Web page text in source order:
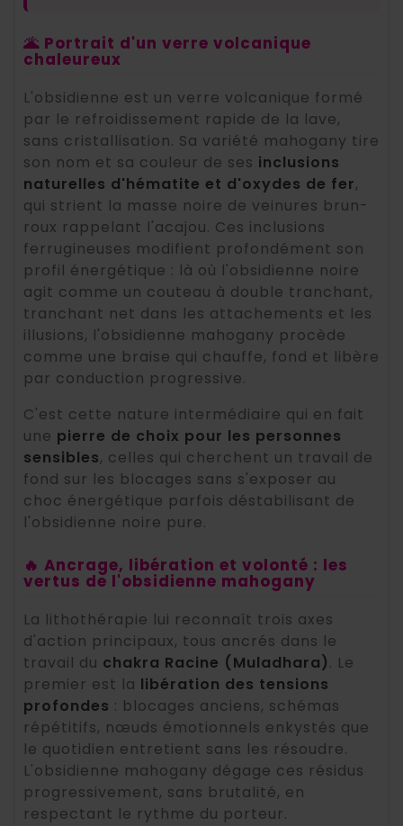
🌋 Portrait d'un verre volcanique
chaleureux
L'obsidienne est un verre volcanique formé
par le refroidissement rapide de la lave,
sans cristallisation. Sa variété mahogany tire
son nom et sa couleur de ses inclusions
naturelles d'hématite et d'oxydes de fer,
qui strient la masse noire de veinures brun-
roux rappelant l'acajou. Ces inclusions
ferrugineuses modifient profondément son
profil énergétique : là où l'obsidienne noire
agit comme un couteau à double tranchant,
tranchant net dans les attachements et les
illusions, l'obsidienne mahogany procède
comme une braise qui chauffe, fond et libère
par conduction progressive.
C'est cette nature intermédiaire qui en fait
une pierre de choix pour les personnes
sensibles, celles qui cherchent un travail de
fond sur les blocages sans s'exposer au
choc énergétique parfois déstabilisant de
l'obsidienne noire pure.
🔥 Ancrage, libération et volonté : les
vertus de l'obsidienne mahogany
La lithothérapie lui reconnaît trois axes
d'action principaux, tous ancrés dans le
travail du chakra Racine (Muladhara). Le
premier est la libération des tensions
profondes : blocages anciens, schémas
répétitifs, nœuds émotionnels enkystés que
le quotidien entretient sans les résoudre.
L'obsidienne mahogany dégage ces résidus
progressivement, sans brutalité, en
respectant le rythme du porteur.